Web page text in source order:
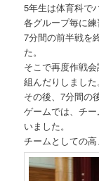
5年生は体育科で
各グループ毎に練
7分間の前半戦を
た。
そこで再度作戦
組んだりしました。
その後、7分間の
ゲームでは、チ
いました。
チームとしての高